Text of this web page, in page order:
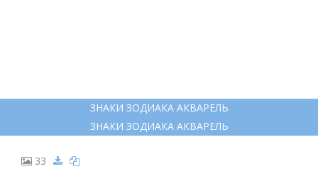
ЗНАКИ ЗОДИАКА АКВАРЕЛЬ
ЗНАКИ ЗОДИАКА АКВАРЕЛЬ
33